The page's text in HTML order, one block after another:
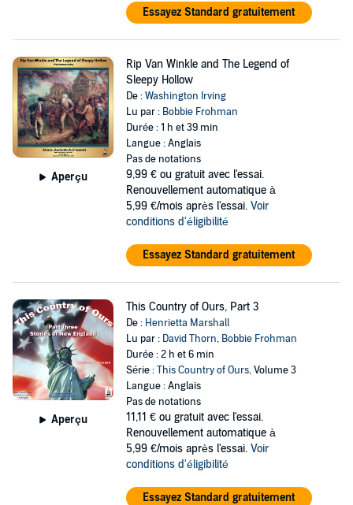
Essayez Standard gratuitement
Aperçu
Rip Van Winkle and The Legend of
Sleepy Hollow
De :Washington Irving
Lu par : Bobbie Frohman
Durée : 1 h et 39 min
Langue : Anglais
Pas de notations
9,99 € ou gratuit avec l'essai.
Renouvellement automatique à
5,99 €/mois après l'essai. Voir
conditions d'éligibilité
Essayez Standard gratuitement
Aperçu
This Country of Ours, Part 3
De : Henrietta Marshall
Lu par : David Thorn, Bobbie Frohman
Durée : 2 h et 6 min
Série :This Country of Ours, Volume 3
Langue : Anglais
Pas de notations
11,11 € ou gratuit avec l'essai.
Renouvellement automatique à
5,99 €/mois après l'essai. Voir
conditions d'éligibilité
Essayez Standard gratuitement